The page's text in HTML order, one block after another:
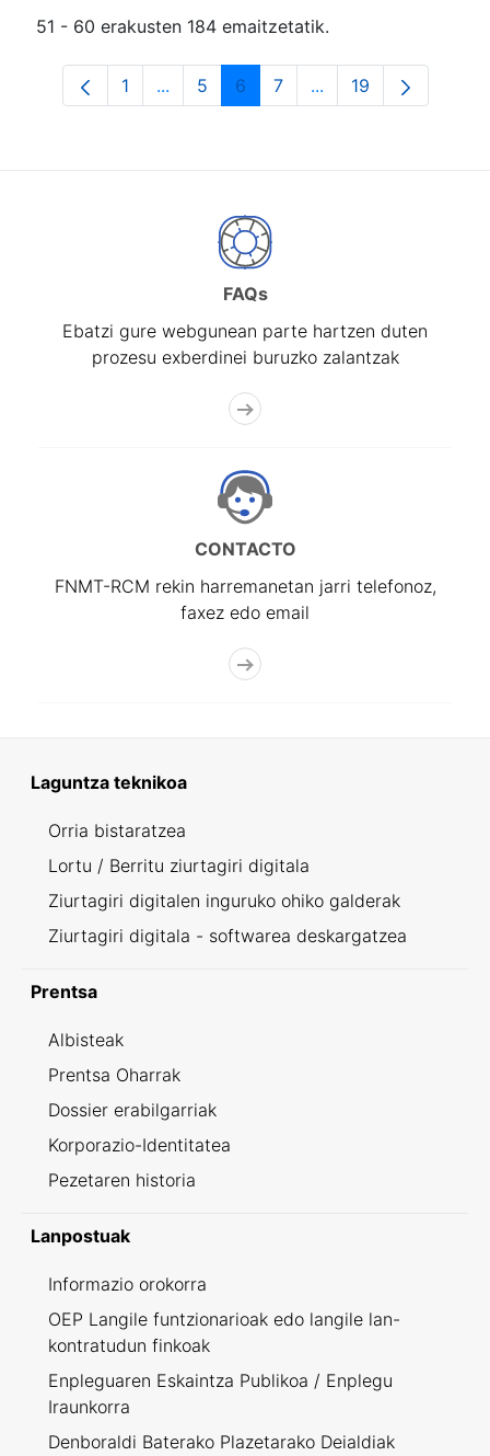
51 - 60 erakusten 184 emaitzetatik.
Orrialdea
1 ...Intermediate Pages Use TAB to
Orrialdea
5 Orrialdea
6 Orrialdea
7 ...Intermediate Pages
Orrialdea
19
FAQs
Ebatzi gure webgunean parte hartzen duten
prozesu exberdinei buruzko zalantzak
CONTACTO
FNMT-RCM rekin harremanetan jarri telefonoz,
faxez edo email
Laguntza teknikoa
Orria bistaratzea
Lortu / Berritu ziurtagiri digitala
Ziurtagiri digitalen inguruko ohiko galderak
Ziurtagiri digitala - softwarea deskargatzea
Prentsa
Albisteak
Prentsa Oharrak
Dossier erabilgarriak
Korporazio-Identitatea
Pezetaren historia
Lanpostuak
Informazio orokorra
OEP Langile funtzionarioak edo langile lan-
kontratudun finkoak
Enpleguaren Eskaintza Publikoa / Enplegu
Iraunkorra
Denboraldi Baterako Plazetarako Deialdiak